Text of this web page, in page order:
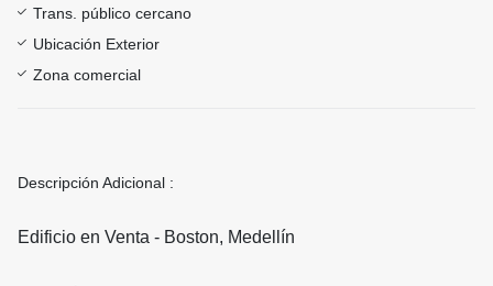
Trans. público cercano
Ubicación Exterior
Zona comercial
Descripción Adicional :
Edificio en Venta - Boston, Medellín